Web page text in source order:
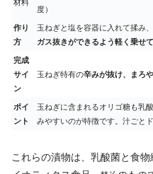
材料
度）
作り
方
玉ねぎと塩を容器に入れて揉み
ガス抜きができるよう軽く乗せて
完成
サイ
ン
玉ねぎ特有の辛みが抜け、まろ
ポイ
ント
玉ねぎに含まれるオリゴ糖も乳
みやすいのが特徴です。汁ごと
これらの漬物は、乳酸菌と食